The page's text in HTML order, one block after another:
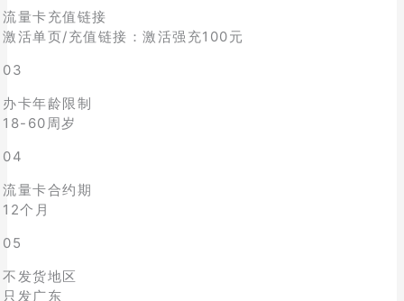
流量卡充值链接
激活单页/充值链接：激活强充100元
03
办卡年龄限制
18-60周岁
04
流量卡合约期
12个月
05
不发货地区
只发广东